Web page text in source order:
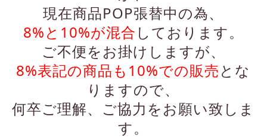
現在商品POP張替中の為、
8%と10%が混合 しております。
ご不便をお掛けしますが、
8%表記の商品も10%での販売とな
りますので、
何卒ご理解、ご協力をお願い致しま
す。